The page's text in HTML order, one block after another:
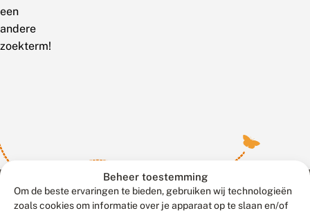
Beheer toestemming
Om de beste ervaringen te bieden, gebruiken wij technologieën
zoals cookies om informatie over je apparaat op te slaan en/of
een
andere
zoekterm!